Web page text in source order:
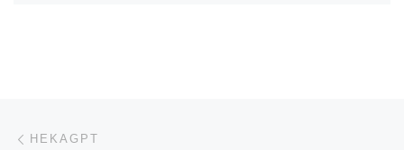
文章导航
HEKAGPT